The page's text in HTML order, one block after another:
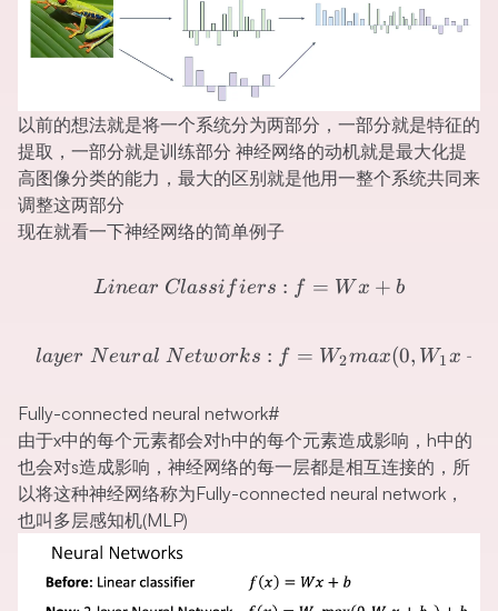
以前的想法就是将一个系统分为两部分，一部分就是特征的
提取，一部分就是训练部分 神经网络的动机就是最大化提
高图像分类的能力，最大的区别就是他用一整个系统共同来
调整这两部分
现在就看一下神经网络的简单例子
Linear\ Classifiers:f =
Linear Classi fiers : f = Wx + b
\ layer\ Neural\
layer Neural Networks : f = W2max(0, W1x +
Fully-connected neural network#
由于x中的每个元素都会对h中的每个元素造成影响，h中的
也会对s造成影响，神经网络的每一层都是相互连接的，所
以将这种神经网络称为Fully-connected neural network，
也叫多层感知机(MLP)